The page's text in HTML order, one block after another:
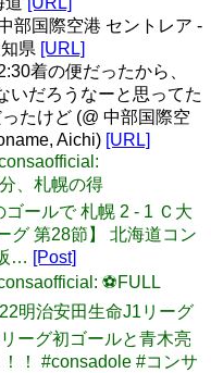
部国際空港 セントレア -
県 [URL]
着の便だったから、
いだろうなーと思ってた
たけど (@ 中部国際空
Aichi) [URL]
、札幌の得
ールで 札幌 2 - 1 Ｃ大
グ 第28節】 北海道コン
… [Post]
⚽️FULL
明治安田生命J1リーグ
ーグ初ゴールと青木亮
！ #consadole #コンサ